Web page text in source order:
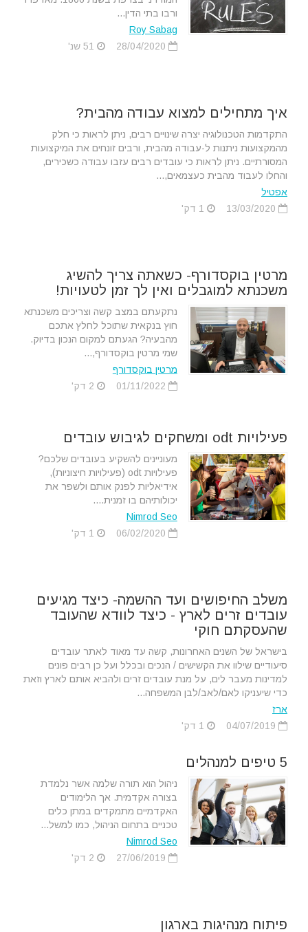
ורבו בתי הדין...
Roy Sabag
איך מתחילים למצוא עבודה מהבית?
התקדמות הטכנולוגיה יצרה שינויים רבים, ניתן לראות כי חלק
מהמקצועות ניתנות ל-עבודה מהבית, ורבים זונחים את המיקצועות
המסורתיים. ניתן לראות כי עובדים רבים עזבו עבודה כשכירים,
והחלו לעבוד מהבית כעצמאים,...
אפטיל
מרטין בוקסדורף- כשאתה צריך להשיג
משכנתא למוגבלים ואין לך זמן לטעויות!
נתקעתם במצב קשה וצריכים משכנתא
חוץ בנקאית שתוכל לחלץ אתכם
מהבעיה? הגעתם למקום הנכון בדיוק.
שמי מרטין בוקסדורף,...
מרטין בוקסדורף
פעילויות odt ומשחקים לגיבוש עובדים
מעוניינים להשקיע בעובדים שלכם?
פעילויות odt (פעילויות חיצוניות),
אידיאליות לפנק אותם ולשפר את
יכולותיהם בו זמנית....
Nimrod Seo
משלב החיפושים ועד ההשמה- כיצד מגיעים
עובדים זרים לארץ - כיצד לוודא שהעובד
שהעסקתם חוקי
בישראל של השנים האחרונות, קשה עד מאוד לאתר עובדים
סיעודיים שילוו את הקשישים / הנכים ובכלל ועל כן רבים פונים
למדינות מעבר לים, על מנת עובדים זרים ולהביא אותם לארץ וזאת
כדי שיעניקו לאם/לאב/לבן המשפחה...
ארז
5 טיפים למנהלים
ניהול הוא תורה שלמה אשר נלמדת
בצורה אקדמית. אך הלימודים
האקדמיים מתמקדים במתן כלים
טכניים בתחום הניהול, כמו למשל...
Nimrod Seo
פיתוח מנהיגות בארגון